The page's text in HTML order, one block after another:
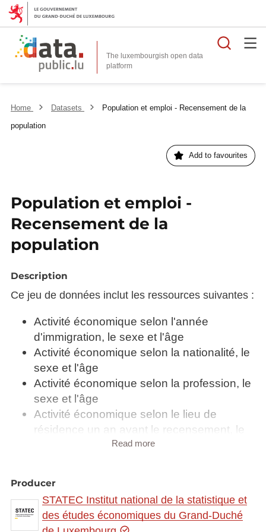
The luxembourgish open data
platform
Home Datasets
Population et emploi - Recensement de la
population
Add to favourites
Population et emploi -
Recensement de la
population
Description
Ce jeu de données inclut les ressources suivantes :
Activité économique selon l'année
d'immigration, le sexe et l'âge
Activité économique selon la nationalité, le
sexe et l'âge
Activité économique selon la profession, le
sexe et l'âge
Activité économique selon le lieu de
résidence un an avant le recensement, le
le sexe et l'âge
Activité économique selon le pays de
Read more
Producer
STATEC Institut national de la statistique et
des études économiques du Grand-Duché